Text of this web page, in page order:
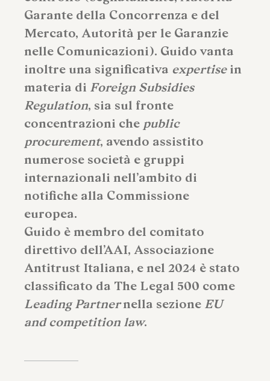
Garante della Concorrenza e del
Mercato, Autorità per le Garanzie
nelle Comunicazioni). Guido vanta
inoltre una significativa expertisein
materia di Foreign Subsidies
Regulation, sia sul fronte
concentrazioni che public
procurement, avendo assistito
numerose società e gruppi
internazionali nell’ambito di
notifiche alla Commissione
europea.
Guido è membro del comitato
direttivo dell’AAI, Associazione
Antitrust Italiana, e nel 2024 è stato
classificato da The Legal 500 come
Leading Partnernella sezione EU
and competition law.